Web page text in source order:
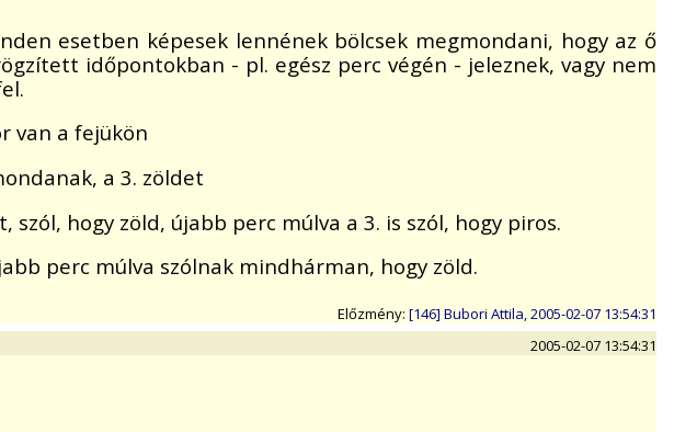
esetben képesek lennének bölcsek megmondani, hogy az ő
időpontokban - pl. egész perc végén - jeleznek, vagy nem
van a fejükön
a 3. zöldet
hogy zöld, újabb perc múlva a 3. is szól, hogy piros.
perc múlva szólnak mindhárman, hogy zöld.
Előzmény: [146] Bubori Attila, 2005-02-07 13:54:31
2005-02-07 13:54:31